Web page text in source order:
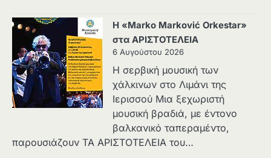
Η «Marko Marković Orkestar»
στα ΑΡΙΣΤΟΤΕΛΕΙΑ
6 Αυγούστου 2026
Η σερβική μουσική των
χάλκινων στο Λιμάνι της
Ιερισσού Μια ξεχωριστή
μουσική βραδιά, με έντονο
βαλκανικό ταπεραμέντο,
παρουσιάζουν ΤΑ ΑΡΙΣΤΟΤΕΛΕΙΑ του…